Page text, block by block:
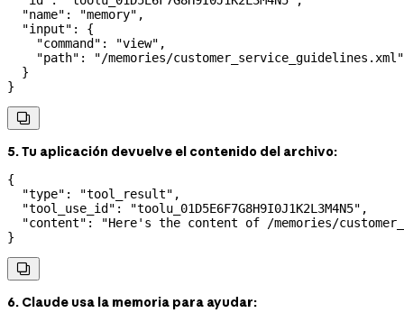
  "name"
: "memory" ,
  "input"
: {
    "command"
: "view" ,
    "path"
:
"/memories/customer_service_guidelines.xml"
  }
}

5. Tu aplicación devuelve el contenido del archivo:
{
  "type"
: "tool_result" ,
  "tool_use_id"
: "toolu_01D5E6F7G8H9I0J1K2L3M4N5" ,
  "content"
:
"Here's the content of /memories/
}

6. Claude usa la memoria para ayudar: